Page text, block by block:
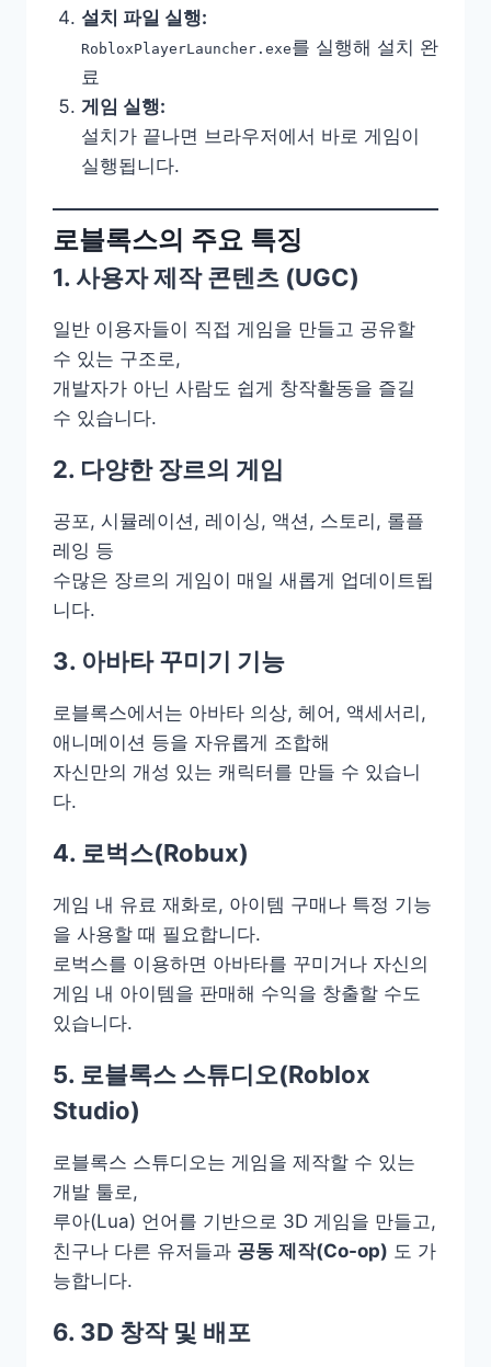
설치 파일 실행:
RobloxPlayerLauncher.exe를 실행해 설치 완
료
게임 실행:
설치가 끝나면 브라우저에서 바로 게임이
실행됩니다.
로블록스의 주요 특징
1. 사용자 제작 콘텐츠 (UGC)
일반 이용자들이 직접 게임을 만들고 공유할
수 있는 구조로,
개발자가 아닌 사람도 쉽게 창작활동을 즐길
수 있습니다.
2. 다양한 장르의 게임
공포, 시뮬레이션, 레이싱, 액션, 스토리, 롤플
레잉 등
수많은 장르의 게임이 매일 새롭게 업데이트됩
니다.
3. 아바타 꾸미기 기능
로블록스에서는 아바타 의상, 헤어, 액세서리,
애니메이션 등을 자유롭게 조합해
자신만의 개성 있는 캐릭터를 만들 수 있습니
다.
4. 로벅스(Robux)
게임 내 유료 재화로, 아이템 구매나 특정 기능
을 사용할 때 필요합니다.
로벅스를 이용하면 아바타를 꾸미거나 자신의
게임 내 아이템을 판매해 수익을 창출할 수도
있습니다.
5. 로블록스 스튜디오(Roblox
Studio)
로블록스 스튜디오는 게임을 제작할 수 있는
개발 툴로,
루아(Lua) 언어를 기반으로 3D 게임을 만들고,
친구나 다른 유저들과 공동 제작(Co-op) 도 가
능합니다.
6. 3D 창작 및 배포